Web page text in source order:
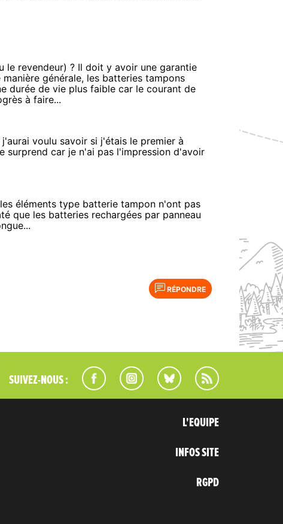
le revendeur) ? Il doit y avoir une garantie
générale, les batteries tampons
durée de vie plus faible car le courant de
à faire...
voulu savoir si j'étais le premier à
surprend car je n'ai pas l'impression d'avoir
éléments type batterie tampon n'ont pas
que les batteries rechargées par panneau
RÉPONDRE
SUIVEZ-NOUS :
L'EQUIPE
INFOS SITE
RGPD